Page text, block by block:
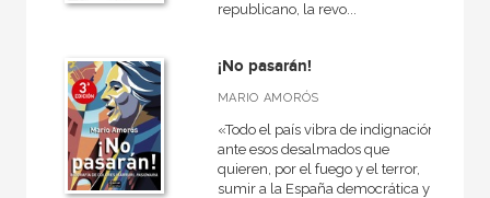
Medieval
General
VER TODAS... (16)
republicano, la revo...
¡No pasarán!
MARIO AMORÓS
«Todo el país vibra de indignación
ante esos desalmados que
quieren, por el fuego y el terror,
sumir a la España democrática y